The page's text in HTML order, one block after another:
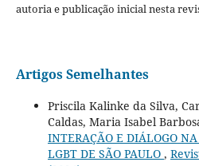
autoria e publicação inicial nesta
Artigos Semelhantes
Priscila Kalinke da Silva,
Caldas, Maria Isabel
INTERAÇÃO E DIÁLOGO
LGBT DE SÃO PAULO ,